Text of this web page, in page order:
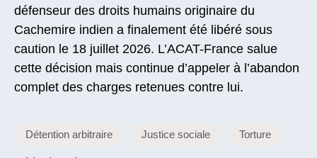
défenseur des droits humains originaire du
Cachemire indien a finalement été libéré sous
caution le 18 juillet 2026. L’ACAT-France salue
cette décision mais continue d’appeler à l’abandon
complet des charges retenues contre lui.
Détention arbitraire Justice sociale Torture